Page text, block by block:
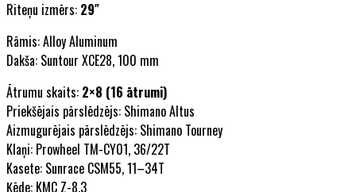
Riteņu izmērs: 29″
Rāmis: Alloy Aluminum
Dakša: Suntour XCE28, 100 mm
Ātrumu skaits: 2×8 (16 ātrumi)
Priekšējais pārslēdzējs: Shimano Altus
Aizmugurējais pārslēdzējs: Shimano Tourney
Klaņi: Prowheel TM-CY01, 36/22T
Kasete: Sunrace CSM55, 11–34T
Ķēde: KMC Z-8.3